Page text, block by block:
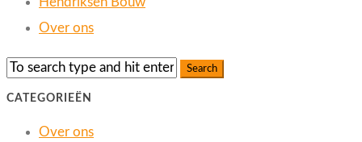
Over ons
CATEGORIEËN
Over ons